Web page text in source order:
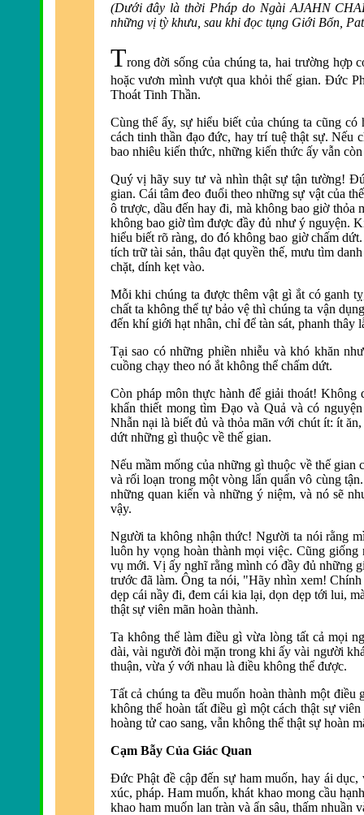
(Dưới đây là thời Pháp do Ngài AJAHN
những vị tỳ khưu, sau khi đọc tụng Giới Bổn, Pat
Trong đời sống của chúng ta, hai trường hợp
hoặc vươn mình vượt qua khỏi thế gian. Ðức
Thoát Tinh Thần.
Cùng thế ấy, sự hiểu biết của chúng ta cũng
cách tinh thần đạo đức, hay trí tuệ thật sự. Nếu
bao nhiêu kiến thức, những kiến thức ấy vẫn
Quý vị hãy suy tư và nhìn thật sự tận tường!
gian. Cái tâm đeo đuổi theo những sự vật của
ô trược, dầu đến hay đi, mà không bao giờ thỏa
không bao giờ tìm được đầy đủ như ý nguyện.
hiểu biết rõ ràng, do đó không bao giờ chấm
tích trữ tài sản, thâu đạt quyền thế, mưu tìm
chặt, dính kẹt vào.
Mỗi khi chúng ta được thêm vật gì ắt có ganh
chất ta không thể tự bảo vệ thì chúng ta vận
đến khí giới hạt nhân, chỉ để tàn sát, phanh thây
Tại sao có những phiền nhiễu và khó khăn
cuồng chạy theo nó ắt không thể chấm dứt.
Còn pháp môn thực hành để giải thoát! Không
khẩn thiết mong tìm Ðạo và Quả và có
Nhẫn nại là biết đủ và thỏa mãn với chút ít:ít
dứt những gì thuộc về thế gian.
Nếu mầm mống của những gì thuộc về thế gian
và rối loạn trong một vòng lẩn quẩn vô cùng
những quan kiến và những ý niệm, và nó sẽ
vậy.
Người ta không nhận thức! Người ta nói rằng
luôn hy vọng hoàn thành mọi việc. Cũng giống
vụ mới. Vị ấy nghĩ rằng mình có đầy đủ những
trước đã làm. Ông ta nói, "Hãy nhìn xem!
dẹp cái nầy đi, đem cái kia lại, dọn dẹp tới lui,
thật sự viên mãn hoàn thành.
Ta không thể làm điều gì vừa lòng tất cả mọi
dài, vài người đòi mặn trong khi ấy vài người
thuận, vừa ý với nhau là điều không thể được.
Tất cả chúng ta đều muốn hoàn thành một điều
không thể hoàn tất điều gì một cách thật sự
hoàng tử cao sang, vẫn không thể thật sự hoàn
Cạm Bẫy Của Giác Quan
Ðức Phật đề cập đến sự ham muốn, hay ái
xúc, pháp. Ham muốn, khát khao mong cầu
khao ham muốn lan tràn và ẩn sâu, thấm nhuần